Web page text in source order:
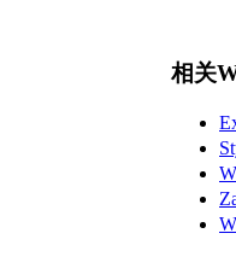
相关